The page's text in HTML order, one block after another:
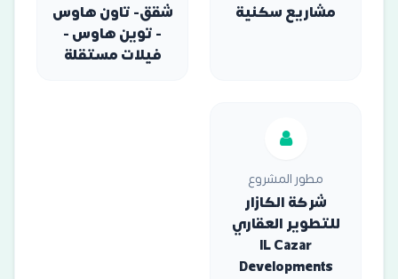
مشاريع سكنية
شقق- تاون هاوس
- توين هاوس -
فيلات مستقلة
مطور المشروع
شركة الكازار
للتطوير العقاري
IL Cazar
Developments